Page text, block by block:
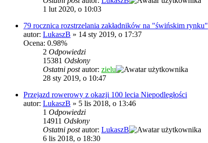
1 lut 2020, o 10:03
79 rocznica rozstrzelania zakładników na "świńskim rynku"
autor: LukaszB » 14 sty 2019, o 17:37
Ocena: 0.98%
2 Odpowiedzi
15381 Odsłony
Ostatni postautor: zielu
28 sty 2019, o 10:47
Przejazd rowerowy z okazji 100 lecia Niepodległości
autor: LukaszB » 5 lis 2018, o 13:46
1 Odpowiedzi
14911 Odsłony
Ostatni postautor: LukaszB
6 lis 2018, o 18:30